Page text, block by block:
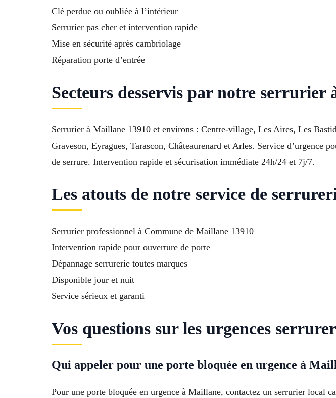
Clé perdue ou oubliée à l’intérieur
Serrurier pas cher et intervention rapide
Mise en sécurité après cambriolage
Réparation porte d’entrée
Secteurs desservis par notre serrurier
Serrurier à Maillane 13910 et environs : Centre-village, Les Aires, Les
Graveson, Eyragues, Tarascon, Châteaurenard et Arles. Service d’urgence
de serrure. Intervention rapide et sécurisation immédiate 24h/24 et 7j/7.
Les atouts de notre service de
Serrurier professionnel à Commune de Maillane 13910
Intervention rapide pour ouverture de porte
Dépannage serrurerie toutes marques
Disponible jour et nuit
Service sérieux et garanti
Vos questions sur les urgences
Qui appeler pour une porte bloquée en urgence à
Pour une porte bloquée en urgence à Maillane, contactez un serrurier local